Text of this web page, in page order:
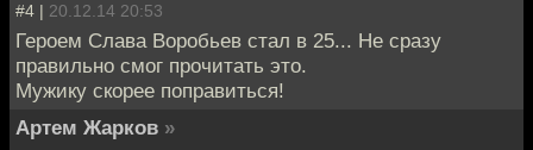
#4 | 20.12.14 20:53
Героем Слава Воробьев стал в 25... Не сразу
правильно смог прочитать это.
Мужику скорее поправиться!
Артем Жарков »